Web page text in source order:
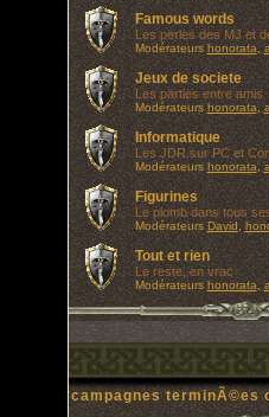
Famous words
Les perles des MJ et
Modérateurs honorata ,
Jeux de societe
Les parties entre amis
Modérateurs honorata ,
Informatique
Les JDR sur PC et
Modérateurs honorata ,
Figurines
Le plomb dans tous
Modérateurs David
Tout et rien
Le reste, en vrac
Modérateurs honorata ,
campagnes terminÃ©es